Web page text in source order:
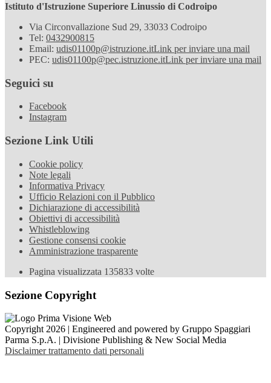
Istituto d'Istruzione Superiore Linussio di Codroipo
Via Circonvallazione Sud 29, 33033 Codroipo
Tel: 0432900815
Email: udis01100p@istruzione.itLink per inviare una mail
PEC: udis01100p@pec.istruzione.itLink per inviare una mail
Seguici su
Facebook
Instagram
Sezione Link Utili
Cookie policy
Note legali
Informativa Privacy
Ufficio Relazioni con il Pubblico
Dichiarazione di accessibilità
Obiettivi di accessibilità
Whistleblowing
Gestione consensi cookie
Amministrazione trasparente
Pagina visualizzata 135833 volte
Sezione Copyright
Copyright 2026 | Engineered and powered by Gruppo Spaggiari
Parma S.p.A. | Divisione Publishing & New Social Media
Disclaimer trattamento dati personali